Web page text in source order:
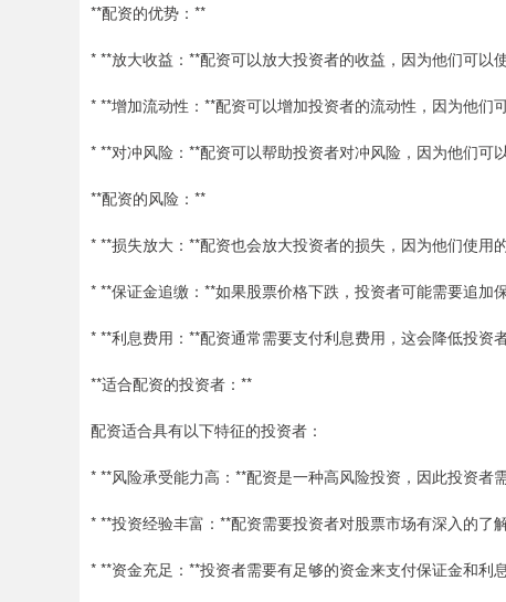
**配资的优势：**
* **放大收益：**配资可以放大投资者的收益，因为他们可以
* **增加流动性：**配资可以增加投资者的流动性，因为他们
* **对冲风险：**配资可以帮助投资者对冲风险，因为他们可
**配资的风险：**
* **损失放大：**配资也会放大投资者的损失，因为他们使用
* **保证金追缴：**如果股票价格下跌，投资者可能需要追加
* **利息费用：**配资通常需要支付利息费用，这会降低投资
**适合配资的投资者：**
配资适合具有以下特征的投资者：
* **风险承受能力高：**配资是一种高风险投资，因此投资者
* **投资经验丰富：**配资需要投资者对股票市场有深入的了解
* **资金充足：**投资者需要有足够的资金来支付保证金和利息